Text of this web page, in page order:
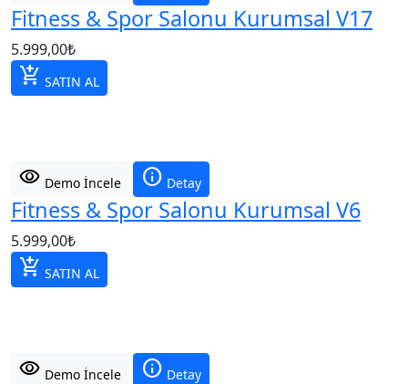
Fitness & Spor Salonu Kurumsal V17
5.999,00₺
add_shopping_cart SATIN AL
visibility Demo İncele info Detay
Fitness & Spor Salonu Kurumsal V6
5.999,00₺
add_shopping_cart SATIN AL
visibility Demo İncele info Detay